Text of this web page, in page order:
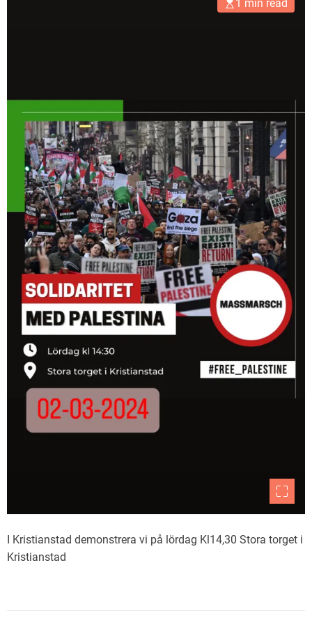
1 min read
I Kristianstad demonstrera vi på lördag Kl14,30 Stora torget i
Kristianstad